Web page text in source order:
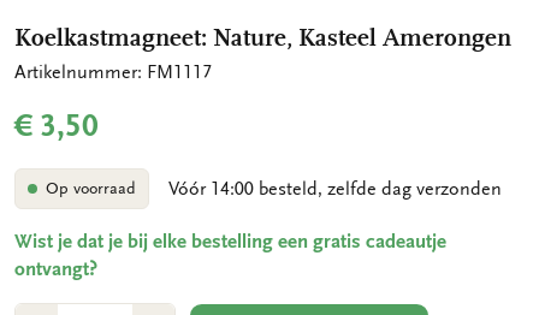
Koelkastmagneet: Nature, Kasteel Amerongen
Artikelnummer: FM1117
€ 3,50
Op voorraad Vóór 14:00 besteld, zelfde dag verzonden
Wist je dat je bij elke bestelling een gratis cadeautje
ontvangt?